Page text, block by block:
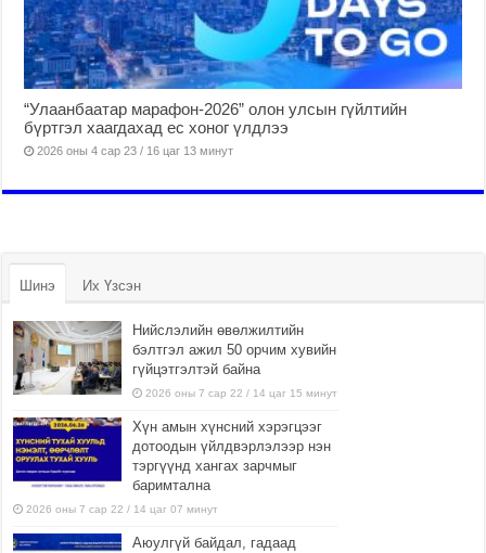
“Улаанбаатар марафон-2026” олон улсын гүйлтийн
бүртгэл хаагдахад ес хоног үлдлээ
2026 оны 4 сар 23 / 16 цаг 13 минут
Шинэ Их Үзсэн
Нийслэлийн өвөлжилтийн
бэлтгэл ажил 50 орчим хувийн
гүйцэтгэлтэй байна
2026 оны 7 сар 22 / 14 цаг 15 минут
Хүн амын хүнсний хэрэгцээг
дотоодын үйлдвэрлэлээр нэн
тэргүүнд хангах зарчмыг
баримтална
2026 оны 7 сар 22 / 14 цаг 07 минут
Аюулгүй байдал, гадаад